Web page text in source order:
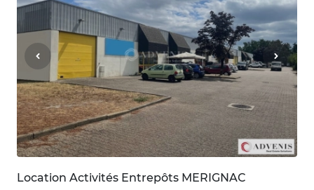
Location Activités Entrepôts MERIGNAC